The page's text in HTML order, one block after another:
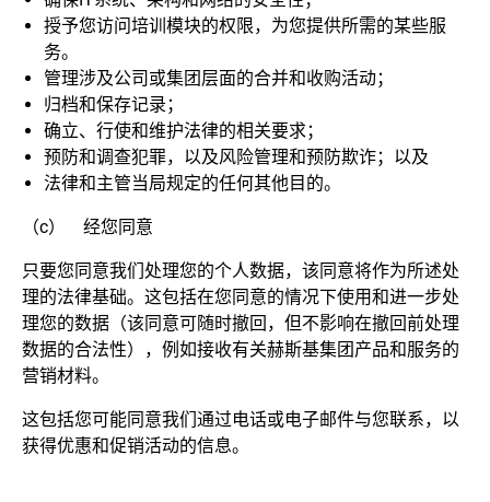
授予您访问培训模块的权限，为您提供所需的某些服
务。
管理涉及公司或集团层面的合并和收购活动；
归档和保存记录；
确立、行使和维护法律的相关要求；
预防和调查犯罪，以及风险管理和预防欺诈；以及
法律和主管当局规定的任何其他目的。
（c） 经您同意
只要您同意我们处理您的个人数据，该同意将作为所述处
理的法律基础。这包括在您同意的情况下使用和进一步处
理您的数据（该同意可随时撤回，但不影响在撤回前处理
数据的合法性），例如接收有关赫斯基集团产品和服务的
营销材料。
这包括您可能同意我们通过电话或电子邮件与您联系，以
获得优惠和促销活动的信息。